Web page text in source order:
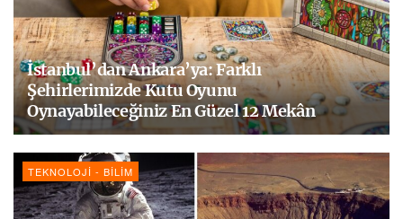
İstanbul’dan Ankara’ya: Farklı
Şehirlerimizde Kutu Oyunu
Oynayabileceğiniz En Güzel 12 Mekân
TEKNOLOJI - BILIM